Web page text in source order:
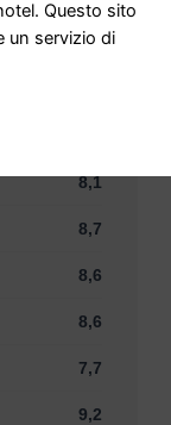
8,1
8,7
8,6
8,6
7,7
9,2
Questo sito
un servizio di